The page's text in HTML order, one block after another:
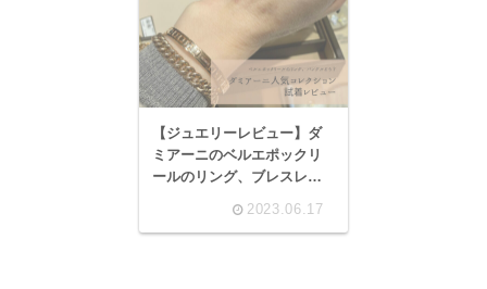
【ジュエリーレビュー】ダ
ミアーニのベルエポックリ
ールのリング、ブレスレッ
着レビュー。
2023.06.17